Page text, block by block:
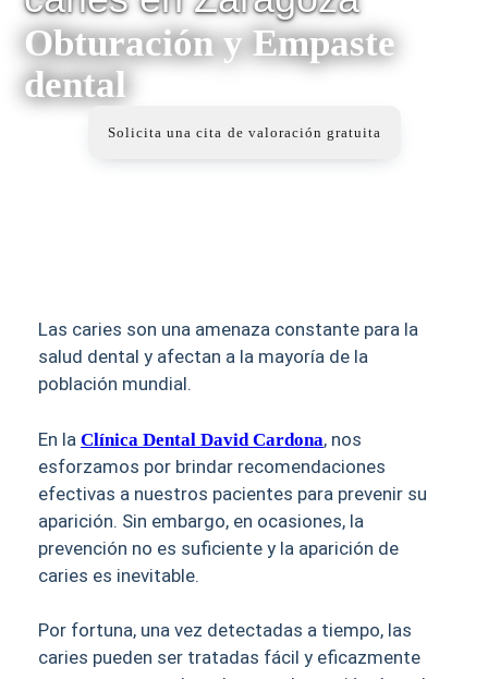
Obturación y Empaste
dental
Solicita una cita de valoración gratuita
Las caries son una amenaza constante para la
salud dental y afectan a la mayoría de la
población mundial.
En la Clínica Dental David Cardona, nos
esforzamos por brindar recomendaciones
efectivas a nuestros pacientes para prevenir su
aparición. Sin embargo, en ocasiones, la
prevención no es suficiente y la aparición de
caries es inevitable.
Por fortuna, una vez detectadas a tiempo, las
caries pueden ser tratadas fácil y eficazmente